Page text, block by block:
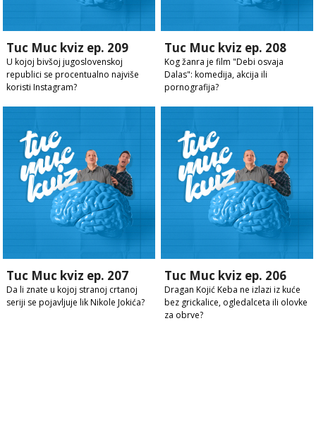
Tuc Muc kviz ep. 209
U kojoj bivšoj jugoslovenskoj
republici se procentualno najviše
koristi Instagram?
Tuc Muc kviz ep. 208
Kog žanra je film "Debi osvaja
Dalas": komedija, akcija ili
pornografija?
Tuc Muc kviz ep. 207
Da li znate u kojoj stranoj crtanoj
seriji se pojavljuje lik Nikole Jokića?
Tuc Muc kviz ep. 206
Dragan Kojić Keba ne izlazi iz kuće
bez grickalice, ogledalceta ili olovke
za obrve?